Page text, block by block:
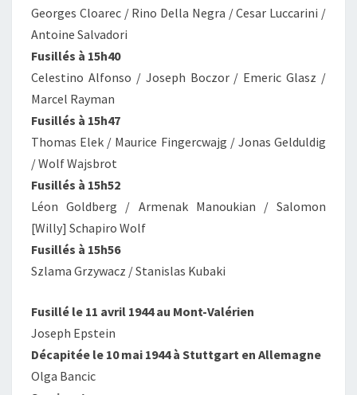
Georges Cloarec / Rino Della Negra / Cesar Luccarini /
Antoine Salvadori
Fusillés à 15h40
Celestino Alfonso / Joseph Boczor / Emeric Glasz /
Marcel Rayman
Fusillés à 15h47
Thomas Elek / Maurice Fingercwajg / Jonas Gelduldig
/ Wolf Wajsbrot
Fusillés à 15h52
Léon Goldberg / Armenak Manoukian / Salomon
[Willy] Schapiro Wolf
Fusillés à 15h56
Szlama Grzywacz / Stanislas Kubaki
Fusillé le 11 avril 1944 au Mont-Valérien
Joseph Epstein
Décapitée le 10 mai 1944 à Stuttgart en Allemagne
Olga Bancic